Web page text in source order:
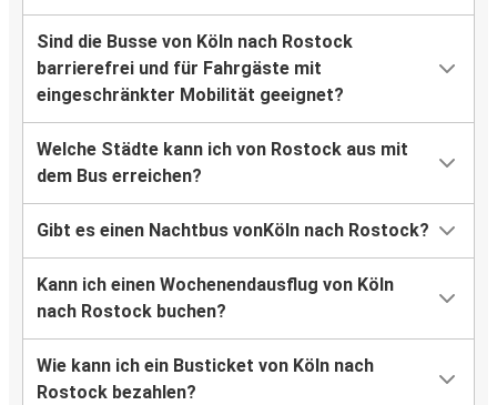
Sind die Busse von Köln nach Rostock
barrierefrei und für Fahrgäste mit
eingeschränkter Mobilität geeignet?
Welche Städte kann ich von Rostock aus mit
dem Bus erreichen?
Gibt es einen Nachtbus vonKöln nach Rostock?
Kann ich einen Wochenendausflug von Köln
nach Rostock buchen?
Wie kann ich ein Busticket von Köln nach
Rostock bezahlen?